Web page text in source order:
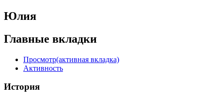
Юлия
Главные вкладки
Просмотр(активная вкладка)
Активность
История